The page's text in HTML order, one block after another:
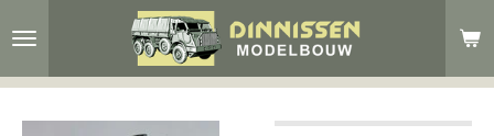
direct
naar